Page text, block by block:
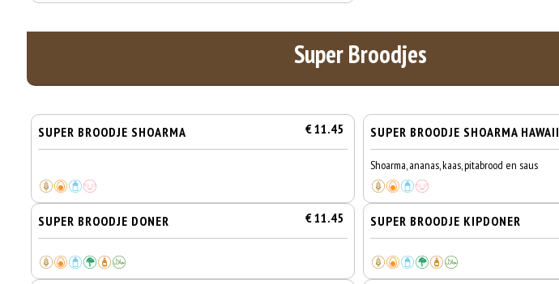
Super Broodjes
SUPER BROODJE SHOARMA € 11.45 SUPER BROODJE SHOARMA HAWAII
Shoarma, ananas, kaas, pitabrood en saus
SUPER BROODJE DONER € 11.45 SUPER BROODJE KIPDONER